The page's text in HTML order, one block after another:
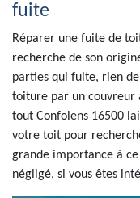
fuite
Réparer une fuite de
recherche de son
parties qui fuite, rien
toiture par un couvreur
tout Confolens 16500
votre toit pour
grande importance à
négligé, si vous êtes